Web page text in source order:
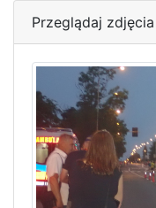
Przeglądaj zdjęcia